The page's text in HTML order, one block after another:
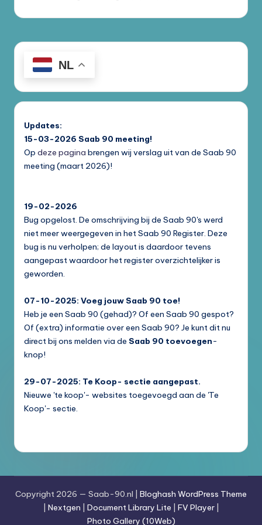
NL
Updates:
15-03-2026 Saab 90 meeting!
Op deze pagina brengen wij verslag uit van de Saab 90
meeting (maart 2026)!
19-02-2026
Bug opgelost. De omschrijving bij de Saab 90's werd
niet meer weergegeven in het Saab 90 Register. Deze
bug is nu verholpen; de layout is daardoor tevens
aangepast waardoor het register overzichtelijker is
geworden.
07-10-2025: Voeg jouw Saab 90 toe!
Heb je een Saab 90 (gehad)? Of een Saab 90 gespot?
Of (extra) informatie over een Saab 90? Je kunt dit nu
direct bij ons melden via de Saab 90 toevoegen-
knop!
29-07-2025: Te Koop- sectie aangepast.
Nieuwe 'te koop'- websites toegevoegd aan de 'Te
Koop'- sectie.
Copyright 2026 — Saab-90.nl | Bloghash WordPress Theme
Nextgen Document Library Lite FV Player|
Photo Gallery (10Web)